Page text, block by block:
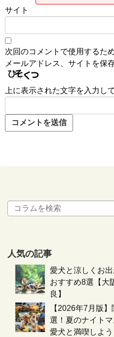
サイト
次回のコメントで使用するた
メールアドレス、サイトを保
上に表示された文字を入力し
人気の記事
愛犬と涼しくお
おすすめ8選【大
良】
【2026年7月版
選！夏のナイト
愛犬と満喫しよう